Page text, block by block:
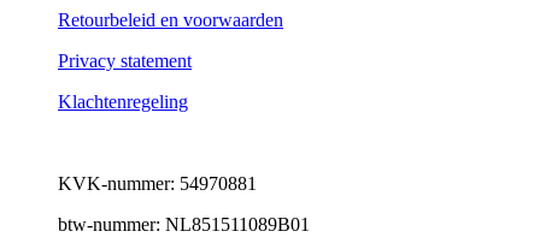
Retourbeleid en voorwaarden
Privacy statement
Klachtenregeling
KVK-nummer: 54970881
btw-nummer: NL851511089B01